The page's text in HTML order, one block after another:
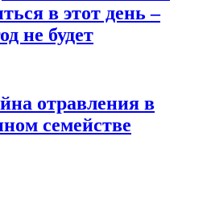
в этот день –
не будет
отравления в
семействе